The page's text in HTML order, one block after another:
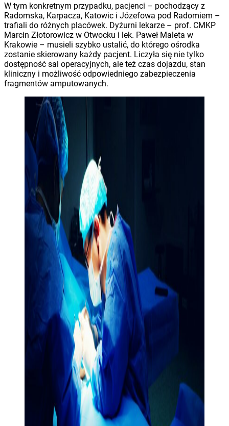
W tym konkretnym przypadku, pacjenci – pochodzący z
Radomska, Karpacza, Katowic i Józefowa pod Radomiem –
trafiali do różnych placówek. Dyżurni lekarze – prof. CMKP
Marcin Złotorowicz w Otwocku i lek. Paweł Maleta w
Krakowie – musieli szybko ustalić, do którego ośrodka
zostanie skierowany każdy pacjent. Liczyła się nie tylko
dostępność sal operacyjnych, ale też czas dojazdu, stan
kliniczny i możliwość odpowiedniego zabezpieczenia
fragmentów amputowanych.